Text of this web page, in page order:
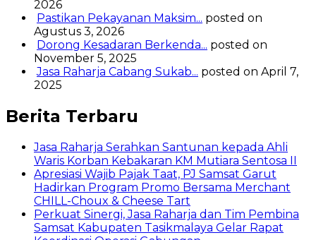
2026
Pastikan Pekayanan Maksim... posted on
Agustus 3, 2026
Dorong Kesadaran Berkenda... posted on
November 5, 2025
Jasa Raharja Cabang Sukab... posted on April 7,
2025
Berita Terbaru
Jasa Raharja Serahkan Santunan kepada Ahli
Waris Korban Kebakaran KM Mutiara Sentosa II
Apresiasi Wajib Pajak Taat, PJ Samsat Garut
Hadirkan Program Promo Bersama Merchant
CHILL-Choux & Cheese Tart
Perkuat Sinergi, Jasa Raharja dan Tim Pembina
Samsat Kabupaten Tasikmalaya Gelar Rapat